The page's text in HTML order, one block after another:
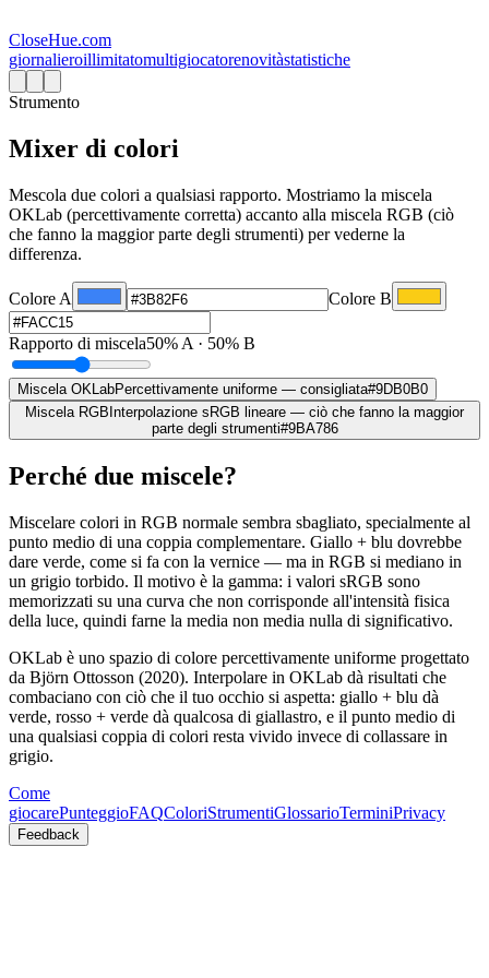
CloseHue.com
giornalieroillimitatomultigiocatorenovitàstatistiche
Strumento
Mixer di colori
Mescola due colori a qualsiasi rapporto. Mostriamo la miscela
OKLab (percettivamente corretta) accanto alla miscela RGB (ciò
che fanno la maggior parte degli strumenti) per vederne la
differenza.
Colore A Colore B
Rapporto di miscela50% A · 50% B
Miscela OKLabPercettivamente uniforme — consigliata#9DB0B0
Miscela RGB Interpolazione sRGB lineare — ciò che fanno la maggior
parte degli strumenti#9BA786
Perché due miscele?
Miscelare colori in RGB normale sembra sbagliato, specialmente al
punto medio di una coppia complementare. Giallo + blu dovrebbe
dare verde, come si fa con la vernice — ma in RGB si mediano in
un grigio torbido. Il motivo è la gamma: i valori sRGB sono
memorizzati su una curva che non corrisponde all'intensità fisica
della luce, quindi farne la media non media nulla di significativo.
OKLab è uno spazio di colore percettivamente uniforme progettato
da Björn Ottosson (2020). Interpolare in OKLab dà risultati che
combaciano con ciò che il tuo occhio si aspetta: giallo + blu dà
verde, rosso + verde dà qualcosa di giallastro, e il punto medio di
una qualsiasi coppia di colori resta vivido invece di collassare in
grigio.
Come
giocarePunteggioFAQColoriStrumentiGlossarioTerminiPrivacy
Feedback